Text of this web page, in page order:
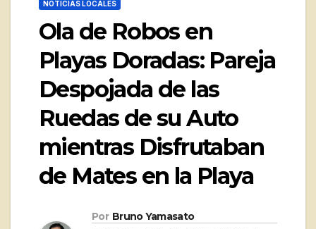
NOTICIAS LOCALES
Ola de Robos en
Playas Doradas: Pareja
Despojada de las
Ruedas de su Auto
mientras Disfrutaban
de Mates en la Playa
Por Bruno Yamasato